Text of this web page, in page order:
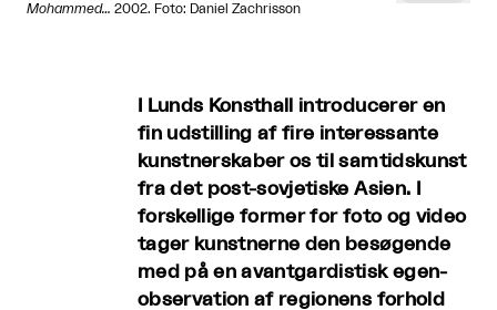
Mohammed… 2002. Foto: Daniel Zachrisson
I Lunds Konsthall introducerer en
fin udstilling af fire interessante
kunstnerskaber os til samtidskunst
fra det post-sovjetiske Asien. I
forskellige former for foto og video
tager kunstnerne den besøgende
med på en avantgardistisk egen-
observation af regionens forhold